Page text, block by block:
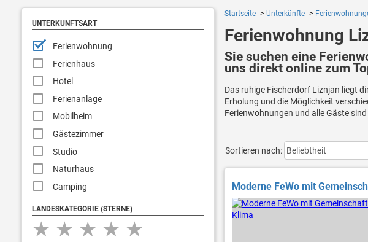
UNTERKUNFTSART
Ferienwohnung
Ferienhaus
Hotel
Ferienanlage
Mobilheim
Gästezimmer
Studio
Naturhaus
Camping
LANDESKATEGORIE (STERNE)
★
★
★
★
★
Startseite Unterkünfte
Ferienwohnung
Sie suchen eine
uns direkt online zum
Das ruhige Fischerdorf Liznjan liegt
Erholung und die Möglichkeit
Ferienwohnungen und alle Gäste
Sortieren nach:
Moderne FeWo mit